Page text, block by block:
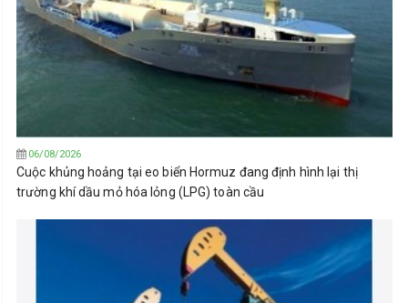
06/08/2026
Cuộc khủng hoảng tại eo biển Hormuz đang định hình lại thị
trường khí dầu mỏ hóa lỏng (LPG) toàn cầu